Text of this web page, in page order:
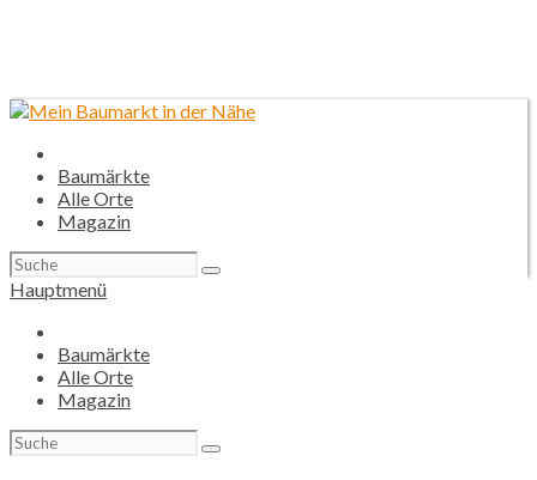
Baumärkte
Alle Orte
Magazin
Suchen
nach:
Hauptmenü
Baumärkte
Alle Orte
Magazin
Suchen
nach: